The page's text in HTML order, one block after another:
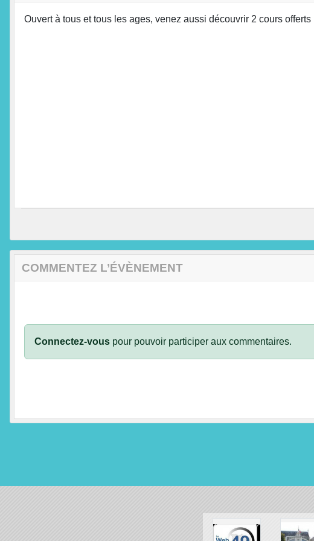
Ouvert à tous et tous les ages, venez aussi découvrir 2 cours offerts
COMMENTEZ L’ÉVÈNEMENT
Connectez-vous pour pouvoir participer aux commentaires.